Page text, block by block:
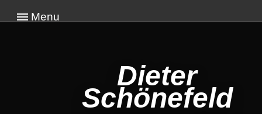
Menu
Dieter
Schönefeld